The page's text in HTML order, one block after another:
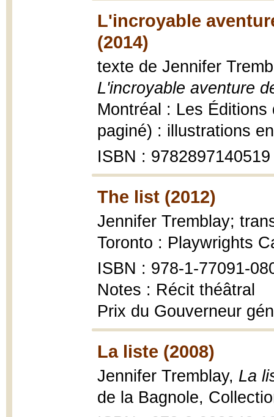
L'incroyable
(2014)
texte de Jennifer
L'incroyable aventure
Montréal : Les
paginé) : illustrations
ISBN : 9782897140519
The list (2012)
Jennifer Tremblay;
Toronto : Playwrights
ISBN : 978-1-77091-
Notes : Récit théâtral
Prix du Gouverneur
La liste (2008)
Jennifer Tremblay, La
de la Bagnole,